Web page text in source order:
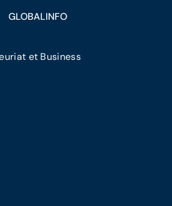
GLOBALINFO
et Business